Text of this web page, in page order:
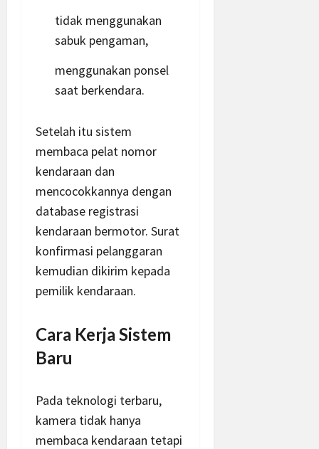
tidak menggunakan
sabuk pengaman,
menggunakan ponsel
saat berkendara.
Setelah itu sistem
membaca pelat nomor
kendaraan dan
mencocokkannya dengan
database registrasi
kendaraan bermotor. Surat
konfirmasi pelanggaran
kemudian dikirim kepada
pemilik kendaraan.
Cara Kerja Sistem
Baru
Pada teknologi terbaru,
kamera tidak hanya
membaca kendaraan tetapi